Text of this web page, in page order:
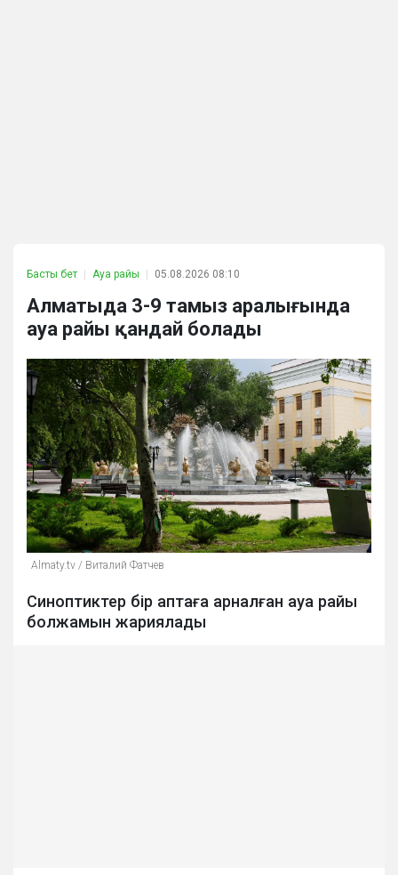
Басты бет Ауа райы 05.08.2026 08:10
Алматыда 3-9 тамыз аралығында
ауа райы қандай болады
Аlmaty.tv / Виталий Фатчев
Синоптиктер бір аптаға арналған ауа райы
болжамын жариялады